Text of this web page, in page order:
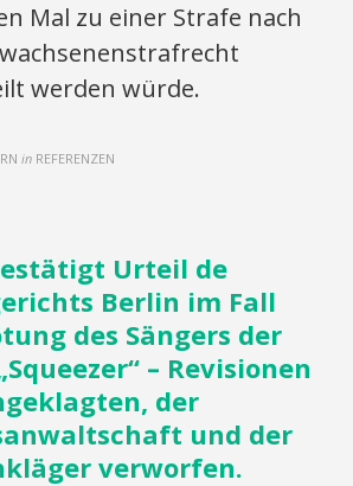
Mal zu einer Strafe nach
werden würde.
in REFERENZEN
Urteil de
Berlin im Fall
des Sängers der
– Revisionen
der
und der
verworfen.